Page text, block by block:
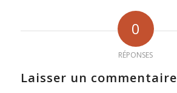
0
RÉPONSES
Laisser un commentaire